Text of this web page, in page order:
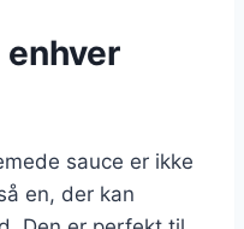
sauce er ikke
en, der kan